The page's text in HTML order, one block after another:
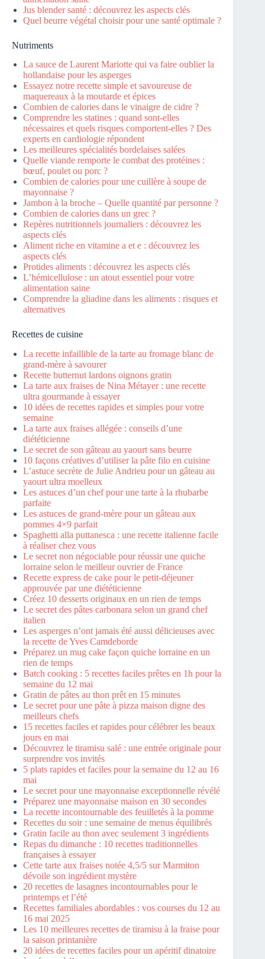
Jus blender santé : découvrez les aspects clés
Quel beurre végétal choisir pour une santé optimale ?
Nutriments
La sauce de Laurent Mariotte qui va faire oublier la
hollandaise pour les asperges
Essayez notre recette simple et savoureuse de
maquereaux à la moutarde et épices
Combien de calories dans le vinaigre de cidre ?
Comprendre les statines : quand sont-elles
nécessaires et quels risques comportent-elles ? Des
experts en cardiologie répondent
Les meilleures spécialités bordelaises salées
Quelle viande remporte le combat des protéines :
bœuf, poulet ou porc ?
Combien de calories pour une cuillère à soupe de
mayonnaise ?
Jambon à la broche – Quelle quantité par personne ?
Combien de calories dans un grec ?
Repères nutritionnels journaliers : découvrez les
aspects clés
Aliment riche en vitamine a et e : découvrez les
aspects clés
Protides aliments : découvrez les aspects clés
L’hémicellulose : un atout essentiel pour votre
alimentation saine
Comprendre la gliadine dans les aliments : risques et
alternatives
Recettes de cuisine
La recette infaillible de la tarte au fromage blanc de
grand-mère à savourer
Recette butternut lardons oignons gratin
La tarte aux fraises de Nina Métayer : une recette
ultra gourmande à essayer
10 idées de recettes rapides et simples pour votre
semaine
La tarte aux fraises allégée : conseils d’une
diététicienne
Le secret de son gâteau au yaourt sans beurre
10 façons créatives d’utiliser la pâte filo en cuisine
L’astuce secrète de Julie Andrieu pour un gâteau au
yaourt ultra moelleux
Les astuces d’un chef pour une tarte à la rhubarbe
parfaite
Les astuces de grand-mère pour un gâteau aux
pommes 4×9 parfait
Spaghetti alla puttanesca : une recette italienne facile
à réaliser chez vous
Le secret non négociable pour réussir une quiche
lorraine selon le meilleur ouvrier de France
Recette express de cake pour le petit-déjeuner
approuvée par une diététicienne
Créez 10 desserts originaux en un rien de temps
Le secret des pâtes carbonara selon un grand chef
italien
Les asperges n’ont jamais été aussi délicieuses avec
la recette de Yves Camdeborde
Préparez un mug cake façon quiche lorraine en un
rien de temps
Batch cooking : 5 recettes faciles prêtes en 1h pour la
semaine du 12 mai
Gratin de pâtes au thon prêt en 15 minutes
Le secret pour une pâte à pizza maison digne des
meilleurs chefs
15 recettes faciles et rapides pour célébrer les beaux
jours en mai
Découvrez le tiramisu salé : une entrée originale pour
surprendre vos invités
5 plats rapides et faciles pour la semaine du 12 au 16
mai
Le secret pour une mayonnaise exceptionnelle révélé
Préparez une mayonnaise maison en 30 secondes
La recette incontournable des feuilletés à la pomme
Recettes du soir : une semaine de menus équilibrés
Gratin facile au thon avec seulement 3 ingrédients
Repas du dimanche : 10 recettes traditionnelles
françaises à essayer
Cette tarte aux fraises notée 4,5/5 sur Marmiton
dévoile son ingrédient mystère
20 recettes de lasagnes incontournables pour le
printemps et l’été
Recettes familiales abordables : vos courses du 12 au
16 mai 2025
Les 10 meilleures recettes de tiramisu à la fraise pour
la saison printanière
20 idées de recettes faciles pour un apéritif dinatoire